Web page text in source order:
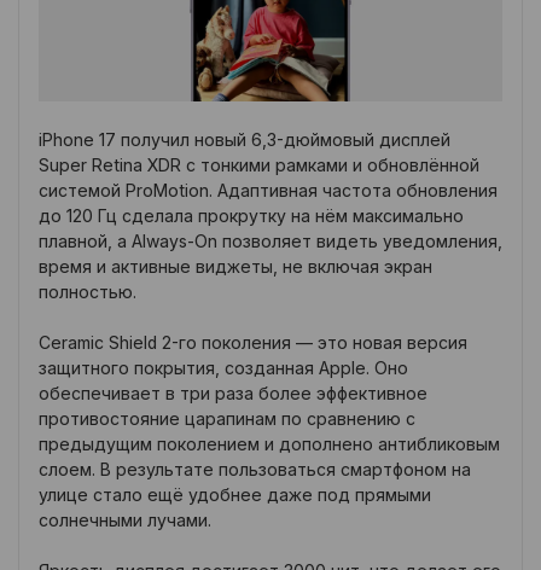
iPhone 17 получил новый 6,3-дюймовый дисплей
Super Retina XDR с тонкими рамками и обновлённой
системой ProMotion. Адаптивная частота обновления
до 120 Гц сделала прокрутку на нём максимально
плавной, а Always-On позволяет видеть уведомления,
время и активные виджеты, не включая экран
полностью.
Ceramic Shield 2-го поколения — это новая версия
защитного покрытия, созданная Apple. Оно
обеспечивает в три раза более эффективное
противостояние царапинам по сравнению с
предыдущим поколением и дополнено антибликовым
слоем. В результате пользоваться смартфоном на
улице стало ещё удобнее даже под прямыми
солнечными лучами.